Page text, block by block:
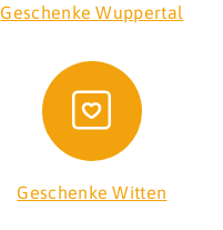
Geschenke Wuppertal
Geschenke Witten